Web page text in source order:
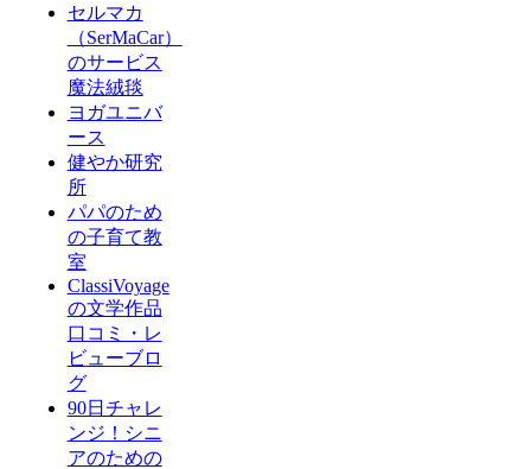
セルマカ
（SerMaCar）
のサービス
魔法絨毯
ヨガユニバ
ース
健やか研究
所
パパのため
の子育て教
室
ClassiVoyage
の文学作品
口コミ・レ
ビューブロ
グ
90日チャレ
ンジ！シニ
アのための